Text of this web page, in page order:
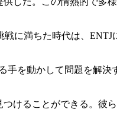
に満ちた時代は、
手を動かして問題を解
けることができる。彼